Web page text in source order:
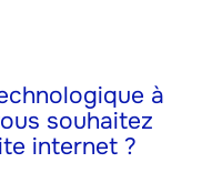
à
souhaitez
internet ?